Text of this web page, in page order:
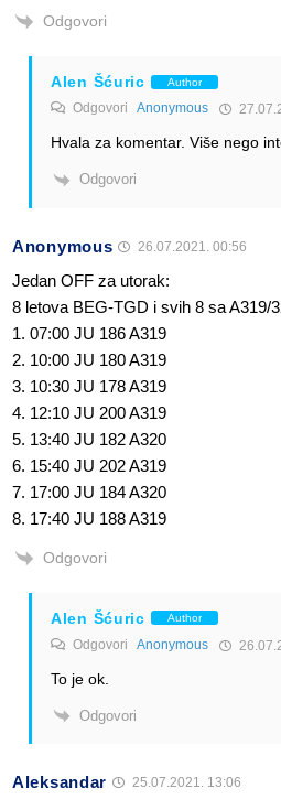
Odgovori
Alen Šćuric Author
Odgovori Anonymous
Hvala za komentar. Više nego
Odgovori
Anonymous 26.07.2021. 00:56
Jedan OFF za utorak:
8 letova BEG-TGD i svih 8 sa A319/
1. 07:00 JU 186 A319
2. 10:00 JU 180 A319
3. 10:30 JU 178 A319
4. 12:10 JU 200 A319
5. 13:40 JU 182 A320
6. 15:40 JU 202 A319
7. 17:00 JU 184 A320
8. 17:40 JU 188 A319
Odgovori
Alen Šćuric Author
Odgovori Anonymous
To je ok.
Odgovori
Aleksandar 25.07.2021. 13:06